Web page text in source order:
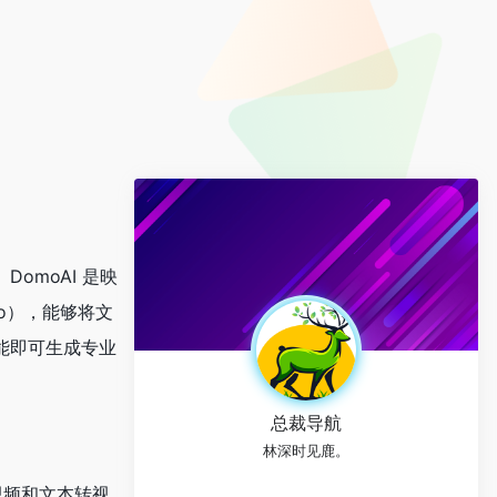
DomoAI 是映
，能够将文
即可生成专业
总裁导航
林深时见鹿。